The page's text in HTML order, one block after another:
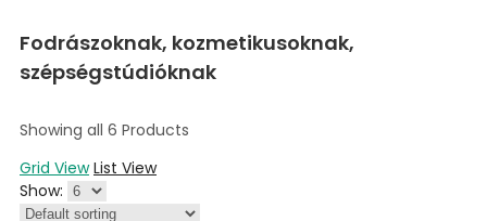
Fodrászoknak, kozmetikusoknak,
szépségstúdióknak
Showing all 6 Products
Grid View List View
Show: